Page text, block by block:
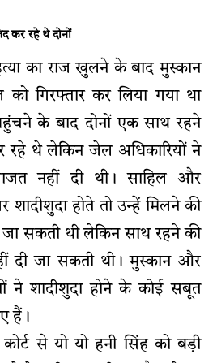
कर रहे थे दोनों
का राज खुलने के बाद मुस्कान
को गिरफ्तार कर लिया गया था
के बाद दोनों एक साथ रहने
रहे थे लेकिन जेल अधिकारियों ने
नहीं दी थी। साहिल और
शादीशुदा होते तो उन्हें मिलने की
सकती थी लेकिन साथ रहने की
दी जा सकती थी। मुस्कान और
ने शादीशुदा होने के कोई सबूत
हैं।
कोर्ट से यो यो हनी सिंह को बड़ी